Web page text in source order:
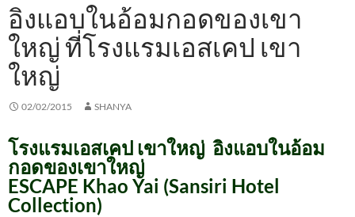
อิงแอบในอ้อมกอดของเขา
ใหญ่ ที่โรงแรมเอสเคป เขา
ใหญ่
02/02/2015 SHANYA
โรงแรมเอสเคป เขาใหญ่ อิงแอบในอ้อม
กอดของเขาใหญ่
ESCAPE Khao Yai (Sansiri Hotel
Collection)